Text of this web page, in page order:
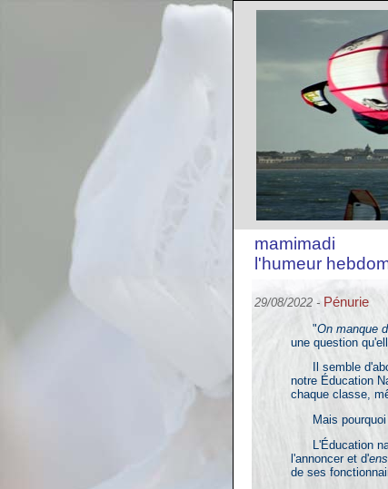
mamimadi
l'humeur
29/08/2022 - Pénurie
"On manque
une question
Il semble
notre Éducation
chaque classe,
Mais pourquoi
L'Éducation
l'annoncer et d'
de ses